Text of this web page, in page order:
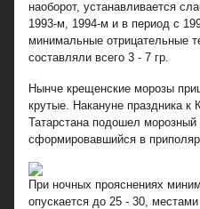
наоборот, устанавливается
1993-м, 1994-м и в период с
минимальные отрицательные
составляли всего 3 - 7 гр.
Нынче крещенские морозы
крутые. Накануне праздника к
Татарстана подошел морозный
сформировавшийся в
При ночных прояснениях
опускается до 25 - 30,